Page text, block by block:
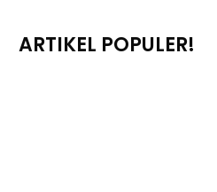
ARTIKEL POPULER!